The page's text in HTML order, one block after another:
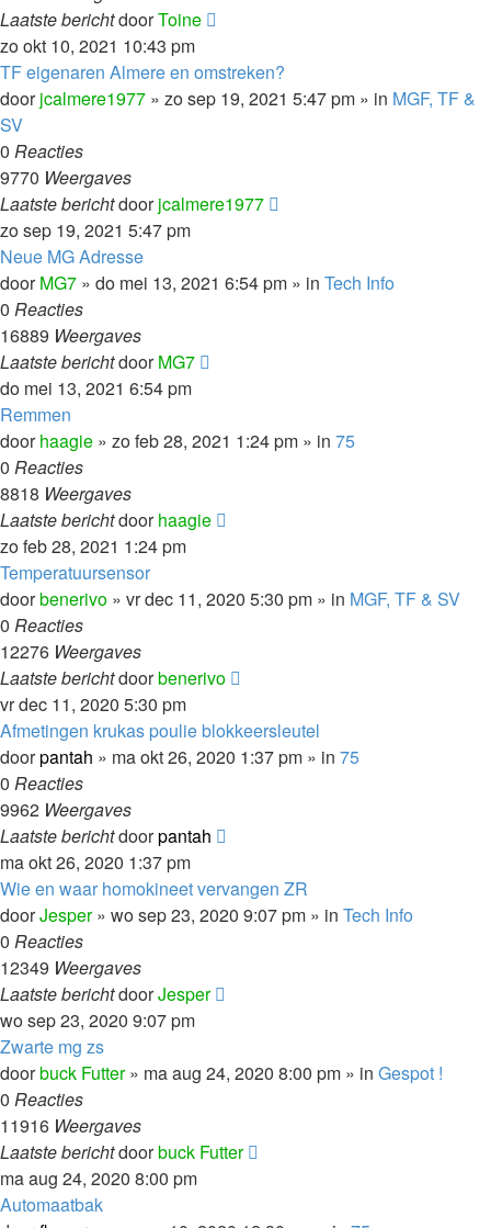
Laatste berichtdoorToine
zo okt 10, 2021 10:43 pm
TF eigenaren Almere en omstreken?
doorjcalmere1977 » zo sep 19, 2021 5:47 pm » in MGF, TF &
SV
0 Reacties
9770 Weergaves
Laatste berichtdoorjcalmere1977
zo sep 19, 2021 5:47 pm
Neue MG Adresse
doorMG7 » do mei 13, 2021 6:54 pm » in Tech Info
0 Reacties
16889 Weergaves
Laatste berichtdoorMG7
do mei 13, 2021 6:54 pm
Remmen
doorhaagie » zo feb 28, 2021 1:24 pm » in 75
0 Reacties
8818 Weergaves
Laatste berichtdoorhaagie
zo feb 28, 2021 1:24 pm
Temperatuursensor
doorbenerivo » vr dec 11, 2020 5:30 pm » in MGF, TF & SV
0 Reacties
12276 Weergaves
Laatste berichtdoorbenerivo
vr dec 11, 2020 5:30 pm
Afmetingen krukas poulie blokkeersleutel
doorpantah » ma okt 26, 2020 1:37 pm » in 75
0 Reacties
9962 Weergaves
Laatste berichtdoorpantah
ma okt 26, 2020 1:37 pm
Wie en waar homokineet vervangen ZR
doorJesper» wo sep 23, 2020 9:07 pm » in Tech Info
0 Reacties
12349 Weergaves
Laatste berichtdoorJesper
wo sep 23, 2020 9:07 pm
Zwarte mg zs
doorbuck Futter» ma aug 24, 2020 8:00 pm » in Gespot !
0 Reacties
11916 Weergaves
Laatste berichtdoorbuck Futter
ma aug 24, 2020 8:00 pm
Automaatbak